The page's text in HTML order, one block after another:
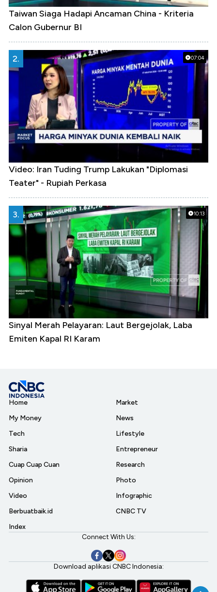
Taiwan Siaga Hadapi Ancaman China - Kriteria
Calon Gubernur BI
07:04
2.
Video: Iran Tuding Trump Lakukan "Diplomasi
Teater" - Rupiah Perkasa
10:13
3.
Sinyal Merah Pelayaran: Laut Bergejolak, Laba
Emiten Kapal RI Karam
Home
My Money
Tech
Sharia
Cuap Cuap Cuan
Opinion
Video
Berbuatbaik.id
Index
Market
News
Lifestyle
Entrepreneur
Research
Photo
Infographic
CNBC TV
Connect With Us:
Download aplikasi CNBC Indonesia: